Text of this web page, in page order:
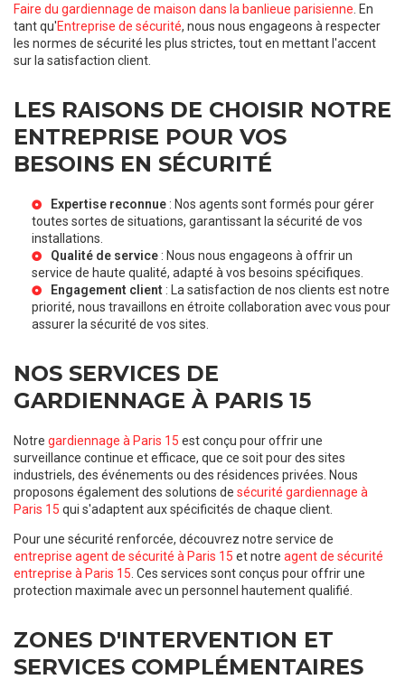
Faire du gardiennage de maison dans la banlieue parisienne . En
tant qu'Entreprise de sécurité, nous nous engageons à respecter
les normes de sécurité les plus strictes, tout en mettant l'accent
sur la satisfaction client.
LES RAISONS DE CHOISIR NOTRE
ENTREPRISE POUR VOS
BESOINS EN SÉCURITÉ
Expertise reconnue : Nos agents sont formés pour gérer
toutes sortes de situations, garantissant la sécurité de vos
installations.
Qualité de service : Nous nous engageons à offrir un
service de haute qualité, adapté à vos besoins spécifiques.
Engagement client : La satisfaction de nos clients est notre
priorité, nous travaillons en étroite collaboration avec vous pour
assurer la sécurité de vos sites.
NOS SERVICES DE
GARDIENNAGE À PARIS 15
Notre gardiennage à Paris 15 est conçu pour offrir une
surveillance continue et efficace, que ce soit pour des sites
industriels, des événements ou des résidences privées. Nous
proposons également des solutions de sécurité gardiennage à
Paris 15 qui s'adaptent aux spécificités de chaque client.
Pour une sécurité renforcée, découvrez notre service de
entreprise agent de sécurité à Paris 15 et notre agent de sécurité
entreprise à Paris 15 . Ces services sont conçus pour offrir une
protection maximale avec un personnel hautement qualifié.
ZONES D'INTERVENTION ET
SERVICES COMPLÉMENTAIRES